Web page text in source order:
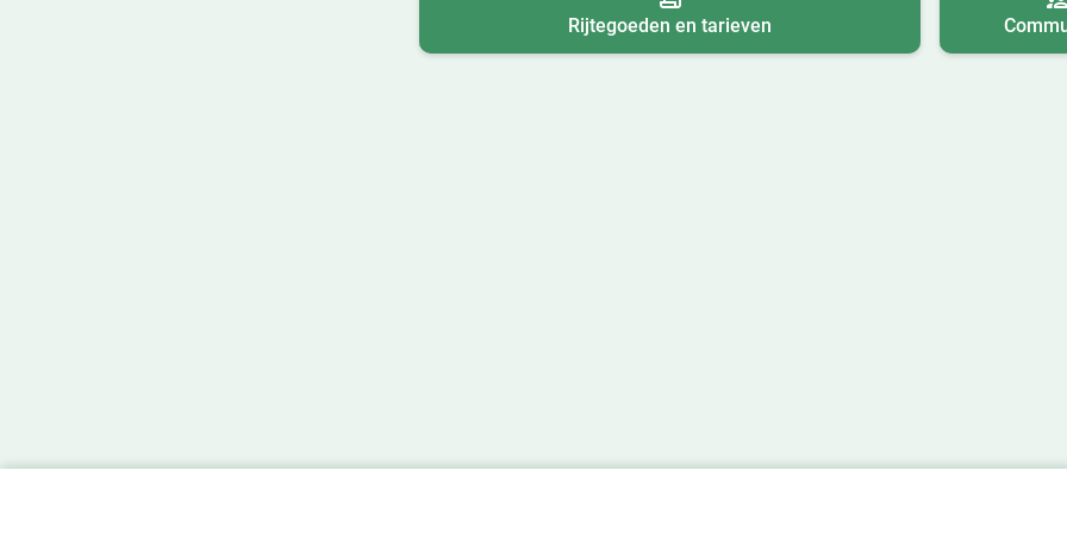
Rijtegoeden en tarieven